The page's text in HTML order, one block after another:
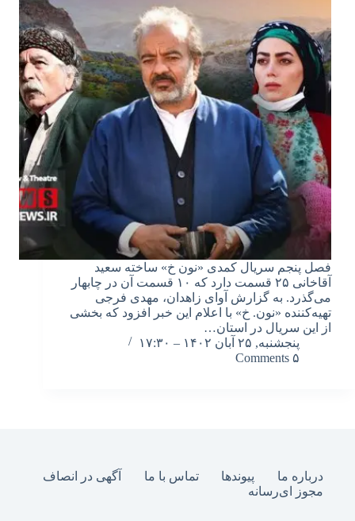
فصل پنجم سریال کمدی «نون خ» ساخته سعید
آقاخانی ۲۵ قسمت دارد که ۱۰ قسمت آن در چابهار
می‌گذرد. به گزارش آوای زاهدان، مهدی فرجی
تهیه‌کننده «نون. خ» با اعلام این خبر افزود که بخشی
از این سریال در استان…
پنجشنبه, ۲۵ آبان ۱۴۰۲ – ۱۷:۳۰
۵ Comments
درباره ما پیوندها تماس با ما
آگهی در انصاف
مجوز ای‌رسانه